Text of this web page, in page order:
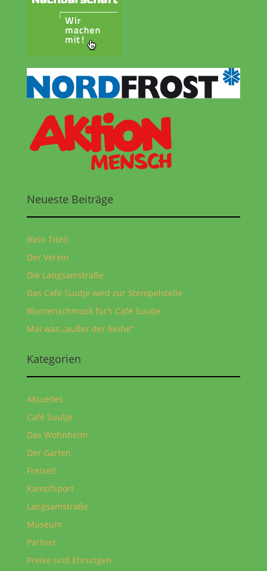
Neueste Beiträge
(kein Titel)
Der Verein
Die Langsamstraße
Das Café Suutje wird zur Stempelstelle
Blumenschmuck für‘s Café Suutje
Mal was „außer der Reihe“
Kategorien
Aktuelles
Café Suutje
Das Wohnheim
Der Garten
Freizeit
Kampfsport
Langsamstraße
Museum
Partner
Preise und Ehrungen